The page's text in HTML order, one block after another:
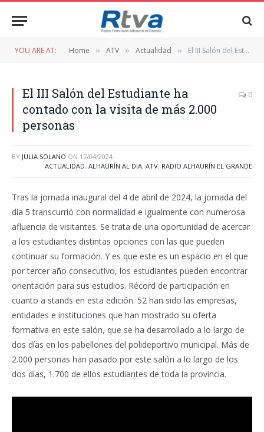
YOU ARE AT: Home » ATV » Actualidad » El III Salón del Estudiante ha contado con la visita de más 2.000 personas
El III Salón del Estudiante ha
contado con la visita de más 2.000
personas
0
BY JULIA SOLANO ON 17/04/2024
ACTUALIDAD, ALHAURÍN AL DIA, ATV, RADIO ALHAURÍN EL GRANDE
Tras la jornada inaugural del 4 de abril de 2024, la jornada del
día 5 transcurrió con normalidad e igualmente con numerosa
afluencia de visitantes. Se trata de una oportunidad de acercar
a los estudiantes distintas opciones con las que pueden
continuar su formación. Y es que este es un espacio en el que
por tercer año consecutivo, los estudiantes pueden encontrar
orientación para sus estudios. Récord de participación en
cuanto a stands en esta edición. 52 han sido las empresas,
entidades e instituciones que han mostrado su oferta
formativa en este salón, que se ha desarrollado a lo largo de
dos días en los pabellones del polideportivo municipal. Más de
2.000 personas han pasado por este salón a lo largo de los
dos días, 1.700 de ellos estudiantes de toda la provincia.